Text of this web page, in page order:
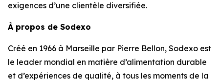
exigences d’une clientèle diversifiée.
À propos de Sodexo
Créé en 1966 à Marseille par Pierre Bellon, Sodexo est
le leader mondial en matière d’alimentation durable
et d’expériences de qualité, à tous les moments de la